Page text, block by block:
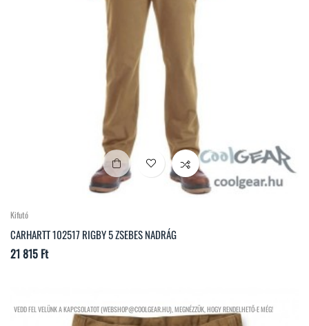
Kifutó
CARHARTT 102517 RIGBY 5 ZSEBES NADRÁG
Ár
21 815 Ft
VEDD FEL VELÜNK A KAPCSOLATOT (WEBSHOP@COOLGEAR.HU), MEGNÉZZÜK, HOGY RENDELHETŐ-E MÉG!